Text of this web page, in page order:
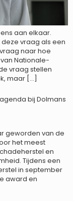
aan elkaar.
vraag als een
naar hoe
Nationale-
vraag stellen
maar […]
bij Dolmans
geworden van de
het meest
en
Tijdens een
in september
award en